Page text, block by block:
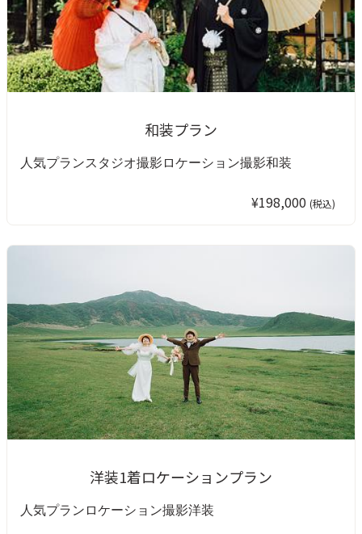
和装プラン
人気プランスタジオ撮影ロケーション撮影和装
¥198,000 (税込)
洋装1着ロケーションプラン
人気プラン ロケーション撮影洋装